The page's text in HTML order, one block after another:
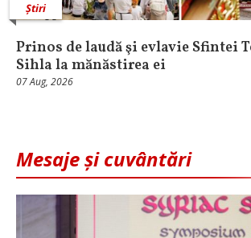
Știri
Prinos de laudă şi evlavie Sfintei
Sihla la mănăstirea ei
07 Aug, 2026
Mesaje și cuvântări